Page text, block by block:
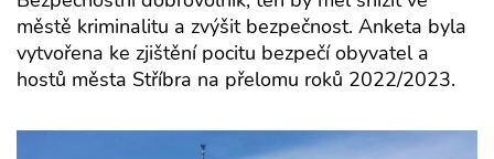
městě kriminalitu a zvýšit bezpečnost. Anketa byla
vytvořena ke zjištění pocitu bezpečí obyvatel a
hostů města Stříbra na přelomu roků 2022/2023.